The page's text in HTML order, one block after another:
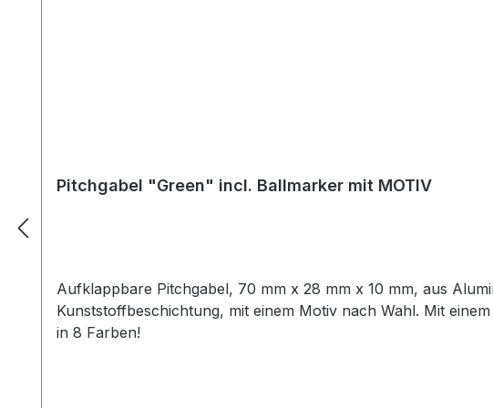
Pitchgabel "Green" incl. Ballmarker mit MOTIV
Aufklappbare Pitchgabel, 70 mm x 28 mm x 10 mm, aus
Kunststoffbeschichtung, mit einem Motiv nach Wahl. Mit
in 8 Farben!